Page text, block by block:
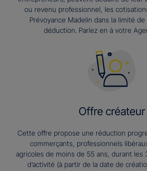
ou revenu professionnel, les
Prévoyance Madelin dans la limité
déduction. Parlez en à votre
Offre créateur
Cette offre propose une réduction
commerçants, professionnels
agricoles de moins de 55 ans, durant les
d’activité (à partir de la date de